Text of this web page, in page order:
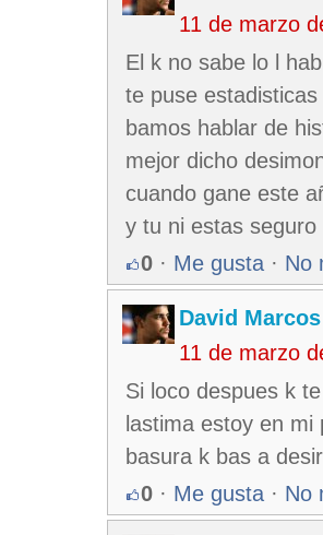
11 de marzo
El k no sabe lo l
te puse
bamos hablar de
mejor dicho
cuando gane este
y tu ni estas
0 · Me gusta · No
David Marcos
11 de marzo
Si loco despues k
lastima estoy en
basura k bas a desir
0 · Me gusta · No